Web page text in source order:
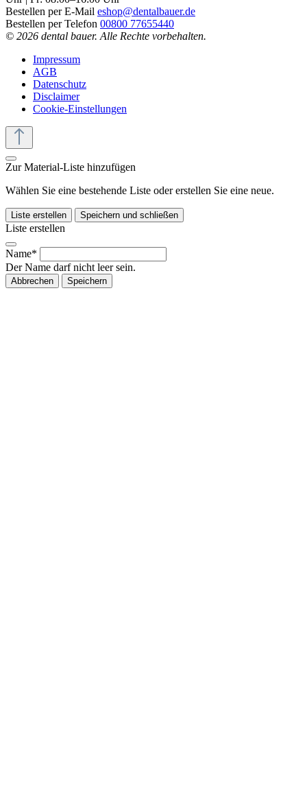
Bestellen per E-Mail eshop@dentalbauer.de
Bestellen per Telefon 00800 77655440
© 2026 dental bauer. Alle Rechte vorbehalten.
Impressum
AGB
Datenschutz
Disclaimer
Cookie-Einstellungen
Zur Material-Liste hinzufügen
Wählen Sie eine bestehende Liste oder erstellen Sie eine neue.
Liste erstellen Speichern und schließen
Liste erstellen
Name*
Der Name darf nicht leer sein.
Abbrechen Speichern